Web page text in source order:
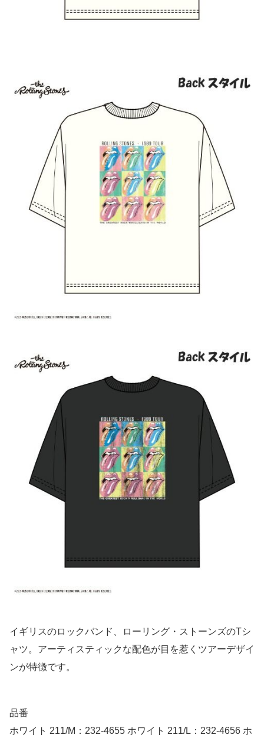
イギリスのロックバンド、ローリング・ストーンズのTシ
ャツ。アーティスティックな配色が目を惹くツアーデザイ
ンが特徴です。
品番
ホワイト 211/M：232-4655 ホワイト 211/L：232-4656 ホ